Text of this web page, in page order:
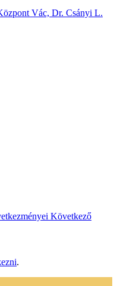
Vác, Dr. Csányi L.
Következő
.